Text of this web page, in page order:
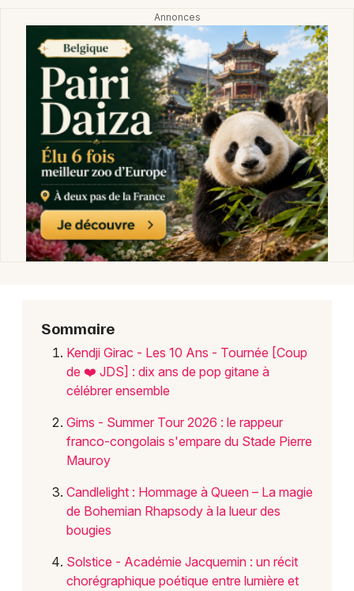
59 - Nord
Choisir mes départements
Mon email
Je m'abonne
Sommaire
Kendji Girac - Les 10 Ans - Tournée [Coup
de ❤️ JDS] : dix ans de pop gitane à
célébrer ensemble
Gims - Summer Tour 2026 : le rappeur
franco-congolais s'empare du Stade Pierre
Mauroy
Candlelight : Hommage à Queen – La magie
de Bohemian Rhapsody à la lueur des
bougies
Solstice - Académie Jacquemin : un récit
chorégraphique poétique entre lumière et